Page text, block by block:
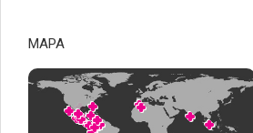
MAPA